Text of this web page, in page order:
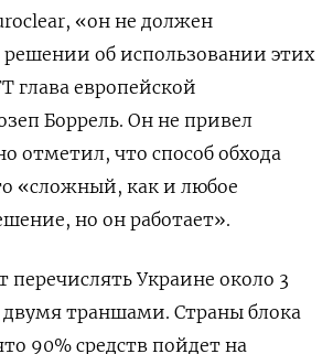
«он не должен
решении об использовании этих
глава европейской
Боррель. Он не привел
отметил, что способ обхода
«сложный, как и любое
но он работает».
перечислять Украине около 3
двумя траншами. Страны блока
90% средств пойдет на